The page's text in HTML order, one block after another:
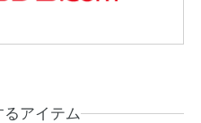
るアイテム